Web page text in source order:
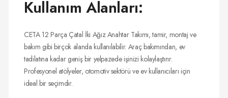
Kullanım Alanları:
CETA 12 Parça Çatal İki Ağız Anahtar Takımı, tamir, montaj ve
bakım gibi birçok alanda kullanılabilir. Araç bakımından, ev
tadilatına kadar geniş bir yelpazede işinizi kolaylaştırır.
Profesyonel atölyeler, otomotiv sektörü ve ev kullanıcıları için
ideal bir seçimdir.